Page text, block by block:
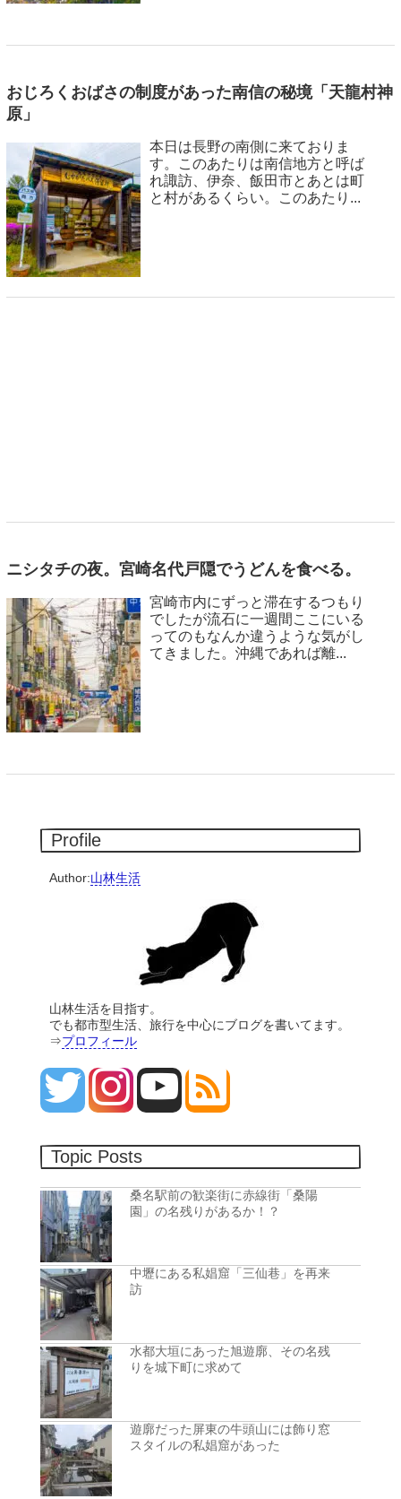
おじろくおばさの制度があった南信の秘境「天龍村神
原」
本日は長野の南側に来ておりま
す。このあたりは南信地方と呼ば
れ諏訪、伊奈、飯田市とあとは町
と村があるくらい。このあたり...
ニシタチの夜。宮崎名代戸隠でうどんを食べる。
宮崎市内にずっと滞在するつもり
でしたが流石に一週間ここにいる
ってのもなんか違うような気がし
てきました。沖縄であれば離...
Profile
Author:山林生活
山林生活を目指す。
でも都市型生活、旅行を中心にブログを書いてます。
⇒プロフィール
Topic Posts
桑名駅前の歓楽街に赤線街「桑陽
園」の名残りがあるか！？
中壢にある私娼窟「三仙巷」を再来
訪
水都大垣にあった旭遊廓、その名残
りを城下町に求めて
遊廓だった屏東の牛頭山には飾り窓
スタイルの私娼窟があった